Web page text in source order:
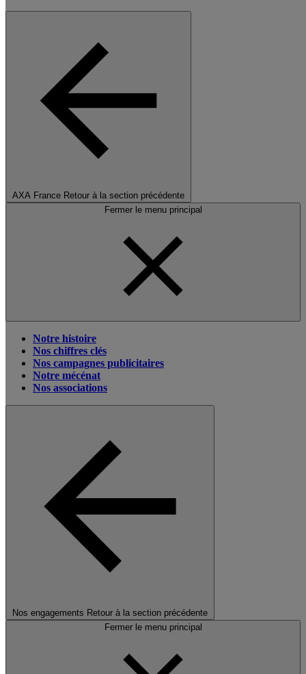
AXA France Retour à la section précédente
Fermer le menu principal
Notre histoire
Nos chiffres clés
Nos campagnes publicitaires
Notre mécénat
Nos associations
Nos engagements Retour à la section précédente
Fermer le menu principal